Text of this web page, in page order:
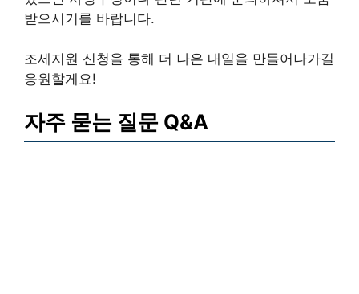
받으시기를 바랍니다.
조세지원 신청을 통해 더 나은 내일을 만들어나가길
응원할게요!
자주 묻는 질문 Q&A